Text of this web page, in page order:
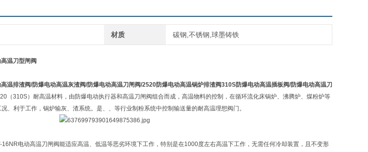
材质 碳钢,不锈钢,球墨铸铁
温刀型闸阀
温排渣阀/防爆电动高温灰渣阀/防爆电动高温刀闸阀/2520防爆电动高温锅炉排渣阀310S防爆电动高温插板阀/防爆电动高温刀
（310S）耐高温材料，由防爆电动执行器和高温刀闸阀组合而成，高温物料的控制，在循环流化床锅炉、沸腾炉、煤粉炉等
、利于工作，锅炉输灰、渣系统。是、、等行业制粉系统中控制输送量的耐高温理想阀门。
电动高温刀闸阀能适应高温、低温等恶劣环境下工作，特别是在1000度左右高温下工作，无需任何冷却装置，且不变形